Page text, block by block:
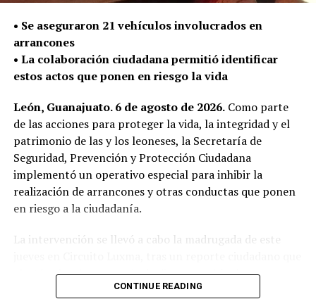
La Secretaría de Seguridad, Prevención y Protección
Ciudadana continúa con el despliegue policial en las
calles para detectar y retirar armas de fuego que puedan
ser utilizadas en la comisión de delitos y atender de
•⁠ ⁠Se aseguraron 21 vehículos involucrados en
arrancones
•⁠ ⁠La colaboración ciudadana permitió identificar
estos actos que ponen en riesgo la vida
León, Guanajuato. 6 de agosto de 2026.Como parte
de las acciones para proteger la vida, la integridad y el
patrimonio de las y los leoneses, la Secretaría de
Seguridad, Prevención y Protección Ciudadana
implementó un operativo especial para inhibir la
realización de arrancones y otras conductas que ponen
en riesgo a la ciudadanía.
La intervención se llevó a cabo la madrugada de este
alertó sobre la presencia de diversos vehículos
realizando competencias ilegales de velocidad.
CONTINUE READING